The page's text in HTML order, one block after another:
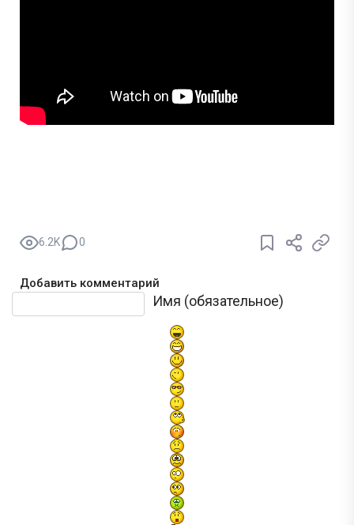
6.2K 0
Добавить комментарий
Имя (обязательное)
Текст комментария